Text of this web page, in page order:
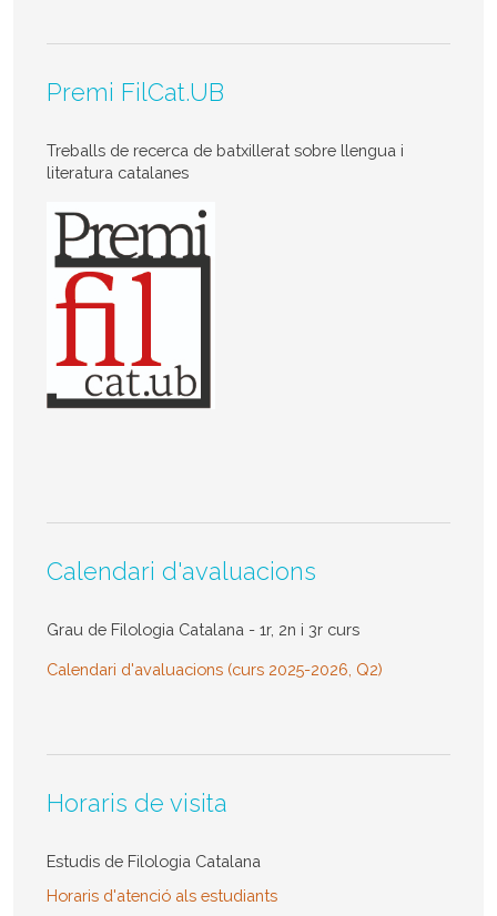
Premi FilCat.UB
Treballs de recerca de batxillerat sobre llengua i
literatura catalanes
Calendari d'avaluacions
Grau de Filologia Catalana - 1r, 2n i 3r curs
Calendari d'avaluacions (curs 2025-2026, Q2)
Horaris de visita
Estudis de Filologia Catalana
Horaris d'atenció als estudiants